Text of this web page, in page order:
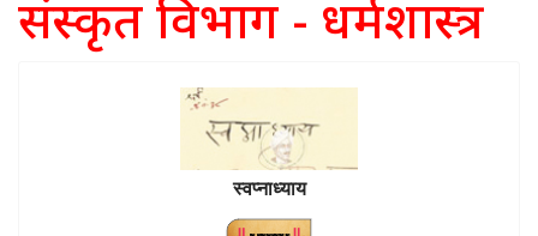
संस्कृत विभाग - धर्मशास्त्र
स्वप्नाध्याय